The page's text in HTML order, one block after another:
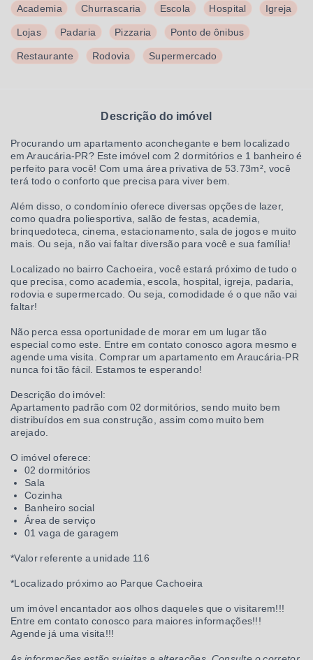
Academia Churrascaria Escola Hospital Igreja
Lojas Padaria Pizzaria Ponto de ônibus
Restaurante Rodovia Supermercado
Descrição do imóvel
Procurando um apartamento aconchegante e bem localizado
em Araucária-PR? Este imóvel com 2 dormitórios e 1 banheiro é
perfeito para você! Com uma área privativa de 53.73m², você
terá todo o conforto que precisa para viver bem.
Além disso, o condomínio oferece diversas opções de lazer,
como quadra poliesportiva, salão de festas, academia,
brinquedoteca, cinema, estacionamento, sala de jogos e muito
mais. Ou seja, não vai faltar diversão para você e sua família!
Localizado no bairro Cachoeira, você estará próximo de tudo o
que precisa, como academia, escola, hospital, igreja, padaria,
rodovia e supermercado. Ou seja, comodidade é o que não vai
faltar!
Não perca essa oportunidade de morar em um lugar tão
especial como este. Entre em contato conosco agora mesmo e
agende uma visita. Comprar um apartamento em Araucária-PR
nunca foi tão fácil. Estamos te esperando!
Descrição do imóvel:
Apartamento padrão com 02 dormitórios, sendo muito bem
distribuídos em sua construção, assim como muito bem
arejado.
O imóvel oferece:
02 dormitórios
Sala
Cozinha
Banheiro social
Área de serviço
01 vaga de garagem
*Valor referente a unidade 116
*Localizado próximo ao Parque Cachoeira
um imóvel encantador aos olhos daqueles que o visitarem!!!
Entre em contato conosco para maiores informações!!!
Agende já uma visita!!!